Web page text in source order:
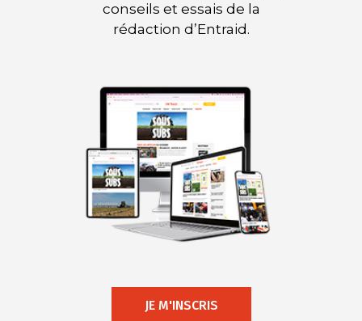
conseils et essais de la
rédaction d’Entraid.
JE M'INSCRIS